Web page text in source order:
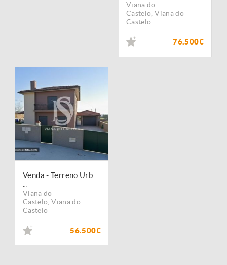
Viana do
Castelo ,Viana do
Castelo
76.500€
Viana do
Castelo ,Viana do
Castelo
56.500€